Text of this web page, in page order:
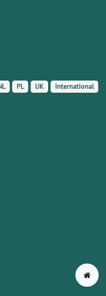
PL UK International